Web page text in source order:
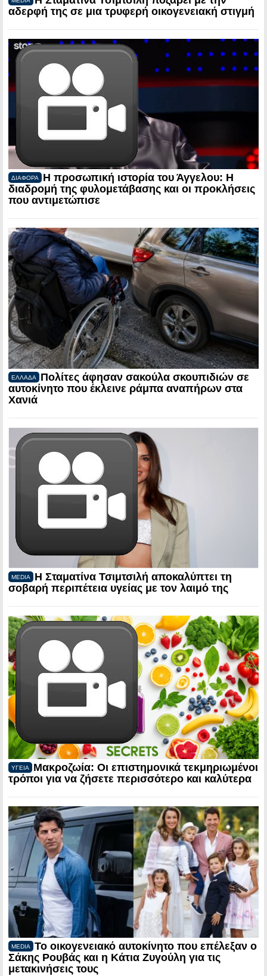
αδερφή της σε μια τρυφερή οικογενειακή στιγμή
ΔΙΑΦΟΡΑ
Η προσωπική ιστορία του Άγγελου: Η
διαδρομή της φυλομετάβασης και οι προκλήσεις
που αντιμετώπισε
ΕΛΛΑΔΑ
Πολίτες άφησαν σακούλα σκουπιδιών σε
αυτοκίνητο που έκλεινε ράμπα αναπήρων στα
Χανιά
MEDIA
Η Σταματίνα Τσιμτσιλή αποκαλύπτει τη
σοβαρή περιπέτεια υγείας με τον λαιμό της
ΥΓΕΙΑ
Μακροζωία: Οι επιστημονικά τεκμηριωμένοι
τρόποι για να ζήσετε περισσότερο και καλύτερα
MEDIA
Το οικογενειακό αυτοκίνητο που επέλεξαν ο
Σάκης Ρουβάς και η Κάτια Ζυγούλη για τις
μετακινήσεις τους